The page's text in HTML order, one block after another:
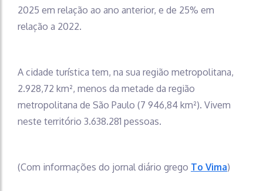
2025 em relação ao ano anterior, e de 25% em
relação a 2022.
A cidade turística tem, na sua região metropolitana,
2.928,72 km², menos da metade da região
metropolitana de São Paulo (7 946,84 km²). Vivem
neste território 3.638.281 pessoas.
(Com informações do jornal diário grego To Vima)